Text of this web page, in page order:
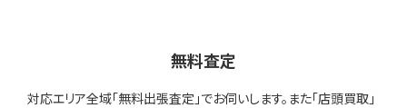
無料査定
対応エリア全域「無料出張査定」でお伺いします。また「店頭買取」